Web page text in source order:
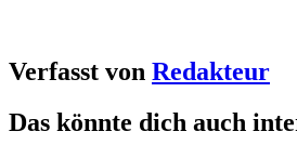
Verfasst von Redakteur
Das könnte dich auch